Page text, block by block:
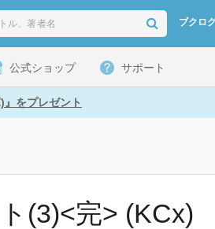
ブクロ
公式ショップ サポート
をプレゼント
(3)<完> (KCx)